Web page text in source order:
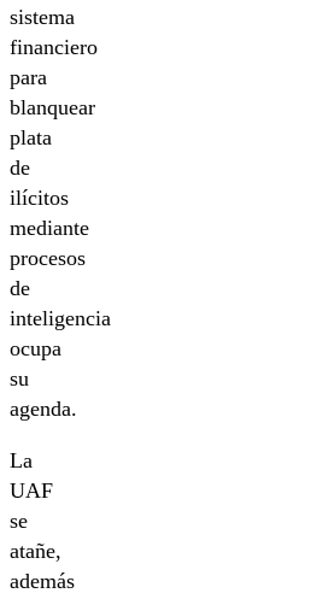
sistema
financiero
para
blanquear
plata
de
ilícitos
mediante
procesos
de
inteligencia
ocupa
su
agenda.
La
UAF
se
atañe,
además